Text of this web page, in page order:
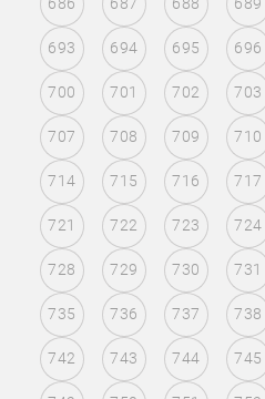
686 687 688 689
693 694 695 696
700 701 702 703
707 708 709 710
714 715 716 717
721 722 723 724
728 729 730 731
735 736 737 738
742 743 744 745